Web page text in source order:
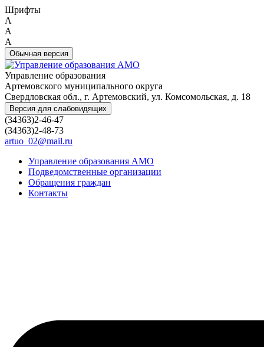
Шрифты
A
A
A
Обычная версия
Управление образования
Артемовского муниципального округа
Свердловская обл., г. Артемовский, ул. Комсомольская, д. 18
Версия для слабовидящих
(34363)2-46-47
(34363)2-48-73
artuo_02@mail.ru
Управление образования АМО
Подведомственные организации
Обращения граждан
Контакты